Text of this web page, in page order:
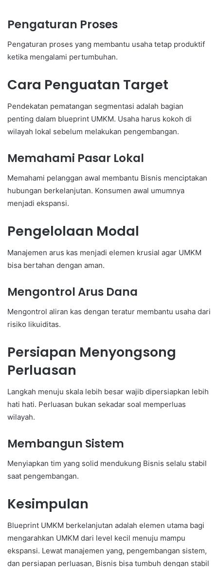
Pengaturan Proses
Pengaturan proses yang membantu usaha tetap produktif
ketika mengalami pertumbuhan.
Cara Penguatan Target
Pendekatan pematangan segmentasi adalah bagian
penting dalam blueprint UMKM. Usaha harus kokoh di
wilayah lokal sebelum melakukan pengembangan.
Memahami Pasar Lokal
Memahami pelanggan awal membantu Bisnis menciptakan
hubungan berkelanjutan. Konsumen awal umumnya
menjadi ekspansi.
Pengelolaan Modal
Manajemen arus kas menjadi elemen krusial agar UMKM
bisa bertahan dengan aman.
Mengontrol Arus Dana
Mengontrol aliran kas dengan teratur membantu usaha dari
risiko likuiditas.
Persiapan Menyongsong
Perluasan
Langkah menuju skala lebih besar wajib dipersiapkan lebih
hati hati. Perluasan bukan sekadar soal memperluas
wilayah.
Membangun Sistem
Menyiapkan tim yang solid mendukung Bisnis selalu stabil
saat pengembangan.
Kesimpulan
Blueprint UMKM berkelanjutan adalah elemen utama bagi
mengarahkan UMKM dari level kecil menuju mampu
ekspansi. Lewat manajemen yang, pengembangan sistem,
dan persiapan perluasan, Bisnis bisa tumbuh dengan stabil